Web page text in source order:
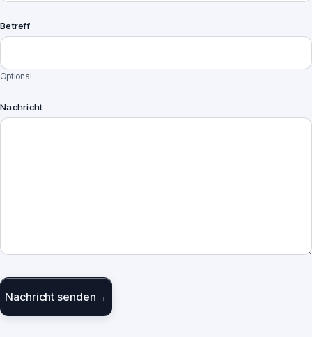
Betreff
Optional
Nachricht
Nachricht senden →